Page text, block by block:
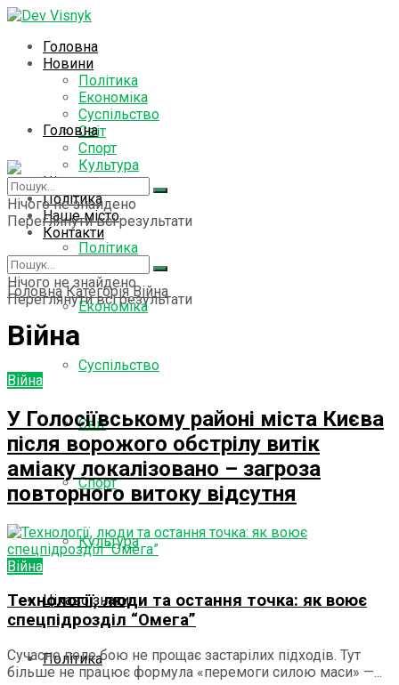
Головна
Новини
Політика
Економіка
Суспільство
Світ
Спорт
Культура
Цікаво знати
Політика
Наше місто
Контакти
Нічого не знайдено
Переглянути всі результати
Головна
Новини
Політика
Економіка
Суспільство
Світ
Спорт
Культура
Цікаво знати
Політика
Нічого не знайдено
Переглянути всі результати
Головна Категорія Війна
Війна
Війна
У Голосіївському районі міста Києва
після ворожого обстрілу витік
аміаку локалізовано – загроза
повторного витоку відсутня
Війна
Технології, люди та остання точка: як воює
спецпідрозділ “Омега”
Сучасне поле бою не прощає застарілих підходів. Тут
більше не працює формула «перемоги силою маси» —...